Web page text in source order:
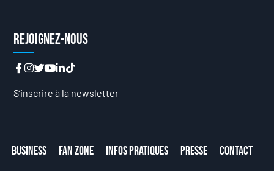
Rejoignez-nous
S’inscrire à la newsletter
Business Fan Zone Infos Pratiques Presse Contact